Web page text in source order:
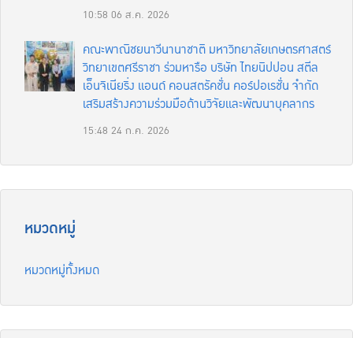
10:58 06 ส.ค. 2026
คณะพาณิชยนาวีนานาชาติ มหาวิทยาลัยเกษตรศาสตร์
วิทยาเขตศรีราชา ร่วมหารือ บริษัท ไทยนิปปอน สตีล
เอ็นจิเนียริ่ง แอนด์ คอนสตรัคชั่น คอร์ปอเรชั่น จำกัด
เสริมสร้างความร่วมมือด้านวิจัยและพัฒนาบุคลากร
15:48 24 ก.ค. 2026
หมวดหมู่
หมวดหมู่ทั้งหมด